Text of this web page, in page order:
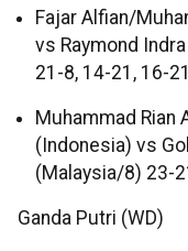
Fajar Alfian/
vs Raymond
21-8, 14-21, 16-21
Muhammad Rian
(Indonesia) vs
(Malaysia/8) 23-
Ganda Putri (WD)